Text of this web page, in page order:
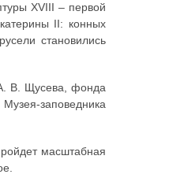
XVIII – первой
II: конных
становились
В. Щусева, фонда
заповедника
масштабная